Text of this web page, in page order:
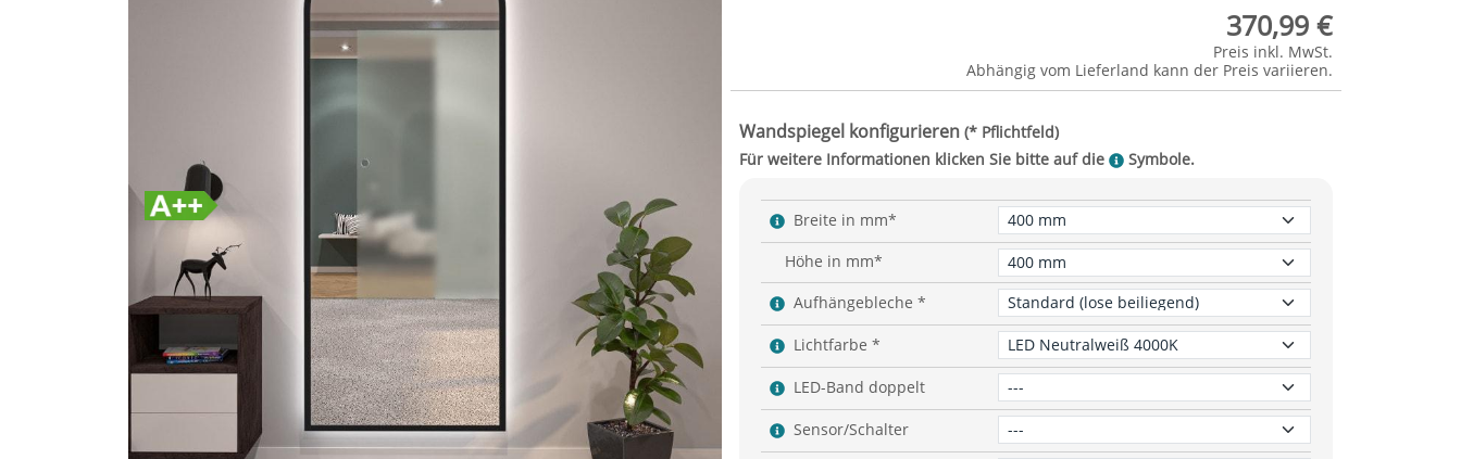
370,99 €
Preis inkl. MwSt.
Abhängig vom Lieferland kann der Preis variieren.
Breite in mm*
Höhe in mm*
Aufhängebleche *
Lichtfarbe *
LED-Band doppelt
Sensor/Schalter